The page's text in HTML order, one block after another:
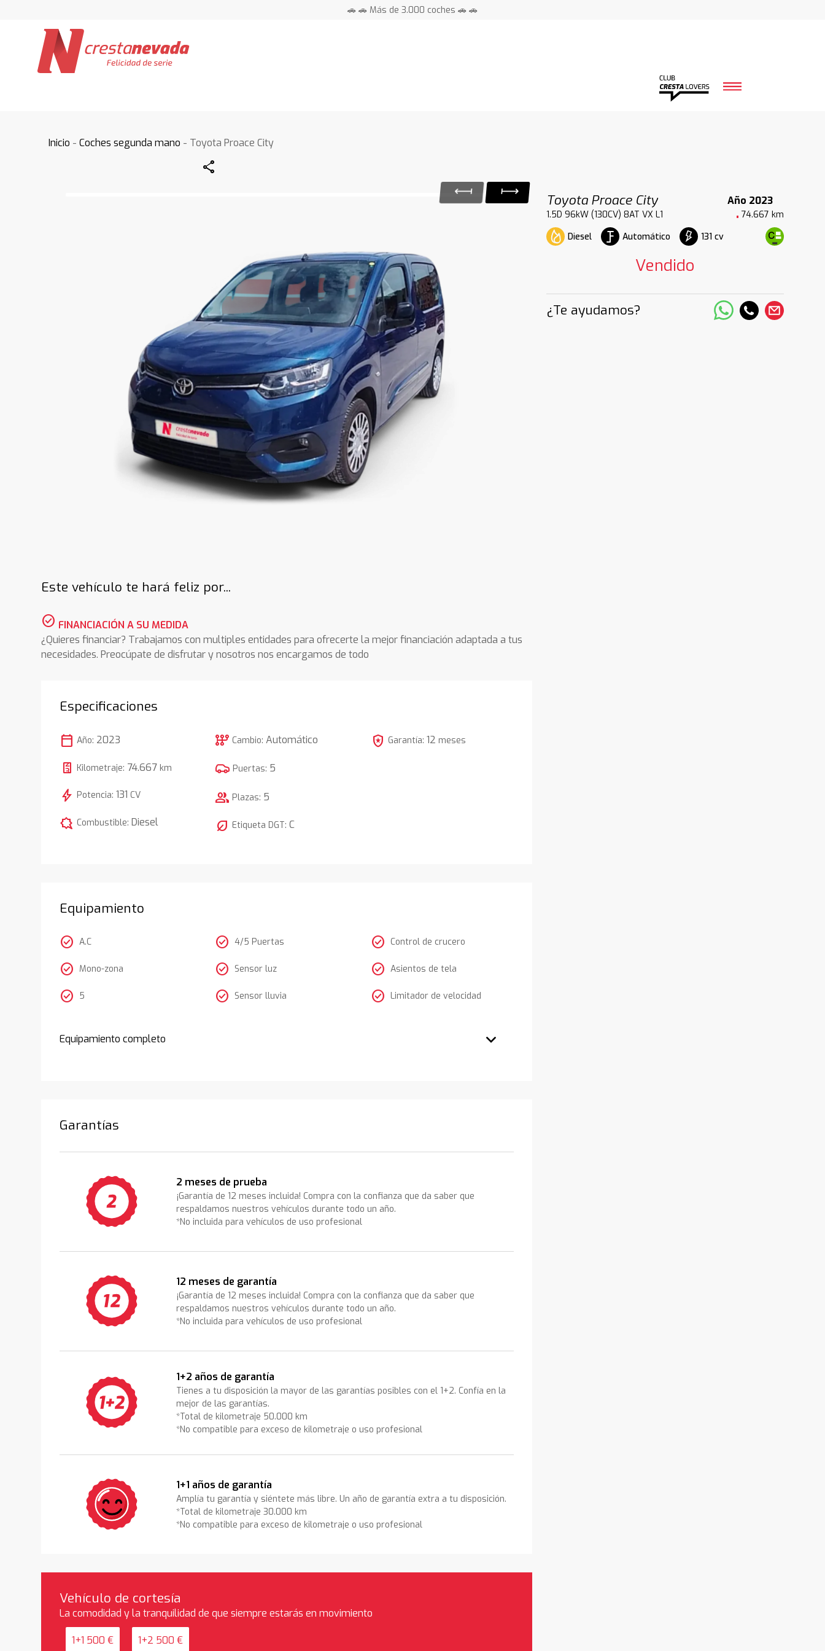
🚗 🚗 Más de 3.000 coches 🚗 🚗
Inicio -Coches segunda mano - Toyota Proace City
Share
Toyota Proace City
Año 2023
1.5D 96kW (130CV) 8AT VX L1
74.667 km
Diesel
Automático 131 cv
Vendido
¿Te ayudamos?
Este vehículo te hará feliz por...
check_circle FINANCIACIÓN A SU MEDIDA
¿Quieres financiar? Trabajamos con multiples entidades para ofrecerte la mejor financiación adaptada a tus
necesidades. Preocúpate de disfrutar y nosotros nos encargamos de todo
Especificaciones
calendar_today Año: 2023
Kilometraje: 74.667 km
bolt Potencia:131 CV
comic_bubble Combustible:Diesel
auto_transmission Cambio:Automático
Puertas: 5
group Plazas: 5
nest_eco_leaf Etiqueta DGT:C
local_police Garantía: 12 meses
Equipamiento
check_circle A.C
check_circle Mono-zona
check_circle 5
check_circle 4/5 Puertas
check_circle Sensor luz
check_circle Sensor lluvia
check_circle Control de crucero
check_circle Asientos de tela
check_circle Limitador de velocidad
Equipamiento completo
Garantías
2 meses de prueba
¡Garantía de 12 meses incluida! Compra con la confianza que da saber que
respaldamos nuestros vehículos durante todo un año.
*No incluida para vehículos de uso profesional
12 meses de garantía
¡Garantía de 12 meses incluida! Compra con la confianza que da saber que
respaldamos nuestros vehículos durante todo un año.
*No incluida para vehículos de uso profesional
1+2 años de garantía
Tienes a tu disposición la mayor de las garantías posibles con el 1+2. Confía en la
mejor de las garantías.
*Total de kilometraje 50.000 km
*No compatible para exceso de kilometraje o uso profesional
1+1 años de garantía
Amplía tu garantía y siéntete más libre. Un año de garantía extra a tu disposición.
*Total de kilometraje 30.000 km
*No compatible para exceso de kilometraje o uso profesional
Vehículo de cortesía
La comodidad y la tranquilidad de que siempre estarás en movimiento
1+1 500 € 1+2 500 €